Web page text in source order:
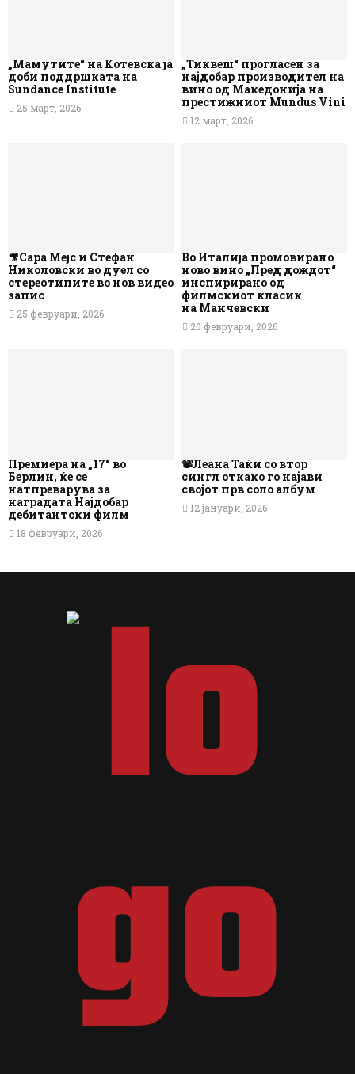
„Мамутите“ на Котевска ја
доби поддршката на
Sundance Institute
25 март, 2026
„Тиквеш“ прогласен за
најдобар производител на
вино од Македонија на
престижниот Mundus Vini
12 март, 2026
🎥Сара Мејс и Стефан
Николовски во дуел со
стереотипите во нов видео
запис
25 февруари, 2026
Во Италија промовирано
ново вино „Пред дождот“
инспирирано од
филмскиот класик
на Манчевски
20 февруари, 2026
Премиера на „17“ во
Берлин, ќе се
натпреварува за
наградата Најдобар
дебитантски филм
18 февруари, 2026
📽️Леана Таќи со втор
сингл откако го најави
својот прв соло албум
12 јануари, 2026